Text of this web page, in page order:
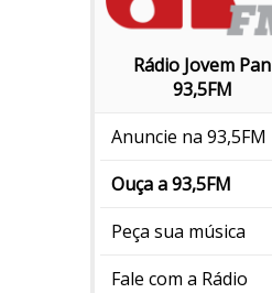
Rádio Jovem Pan
93,5FM
Anuncie na 93,5FM
Ouça a 93,5FM
Peça sua música
Fale com a Rádio